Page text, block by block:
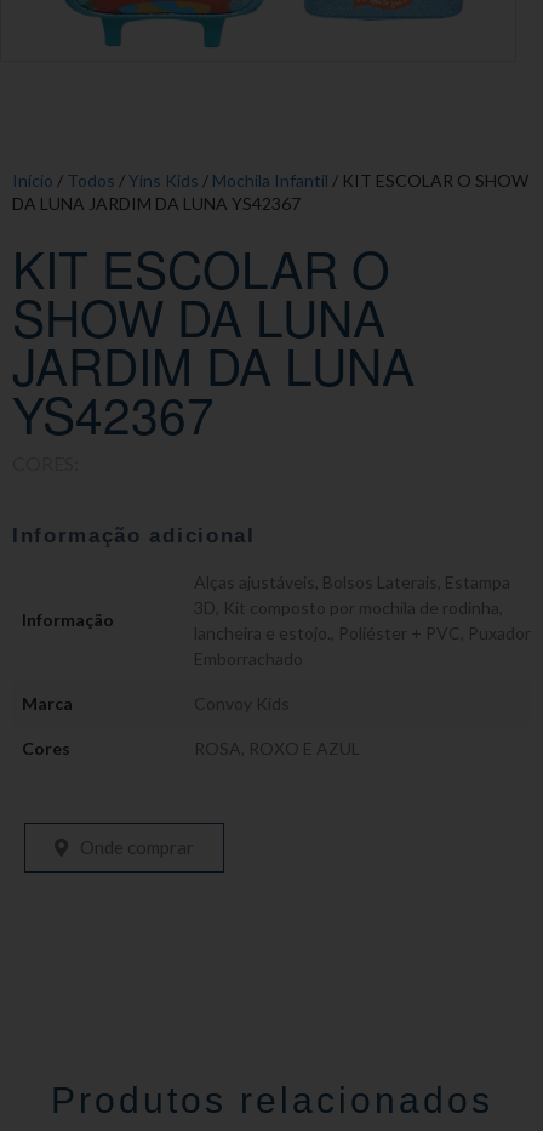
Início / Todos /Yins Kids / Mochila Infantil / KIT ESCOLAR O SHOW
DA LUNA JARDIM DA LUNA YS42367
KIT ESCOLAR O
SHOW DA LUNA
JARDIM DA LUNA
YS42367
Informação adicional
Informação
Alças ajustáveis Bolsos Laterais Estampa
3D Kit composto por mochila de rodinha,
lancheira e estojo.
Poliéster + PVC
Puxador
Emborrachado
Marca Convoy Kids
Cores ROSA, ROXO E AZUL
Onde comprar
Produtos relacionados